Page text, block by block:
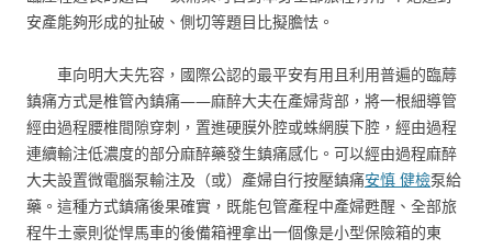
安產能夠形成的扯破、側切等題目比擬膽怯。
車向明大夫先容，國際公認的最平安有用且利用普遍的臨蓐
鎮痛方式是椎管內鎮痛——麻醉大夫在產婦背部，將一根細導管
經由過程腰椎間隙穿刺，置進硬膜外腔或蛛網膜下腔，經由過程
連續輸注低濃度的部分麻醉藥發生鎮痛感化。可以經由過程麻醉
大夫設置微電腦泵輸注及（或）產婦自行按壓鎮痛安慎 健檢泵給
藥。這種方式鎮痛後果確實，既能包管產程中產婦甦醒、全部旅
程牛土豪則從悍馬車的後備箱裡拿出一個像是小型保險箱的東